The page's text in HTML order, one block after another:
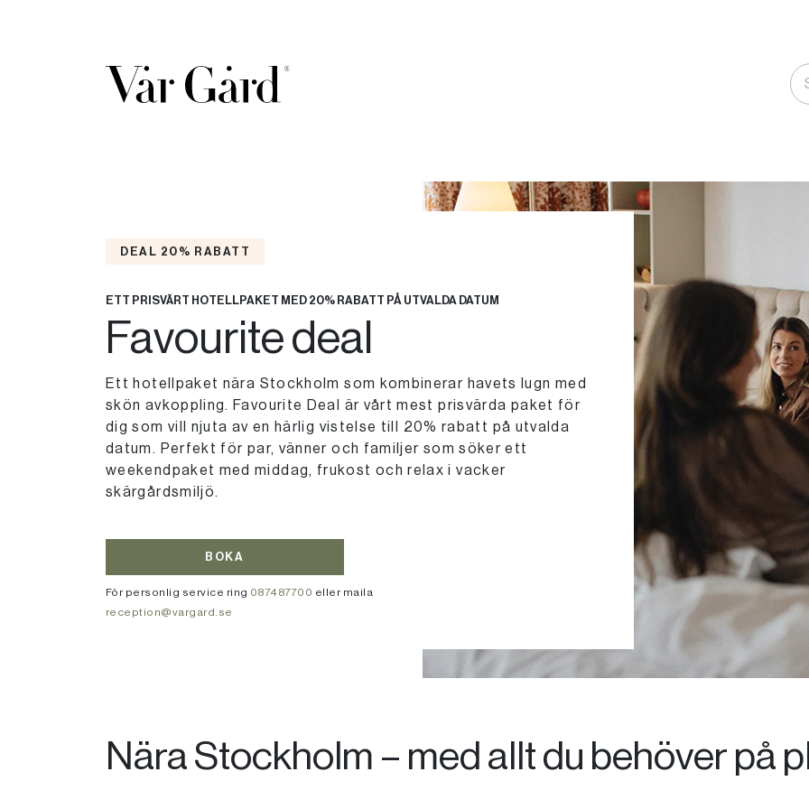
DEAL 20% RABATT
ETT PRISVÄRT HOTELLPAKET MED 20% RABATT PÅ UTVALDA DATUM
Favourite deal
Ett hotellpaket nära Stockholm som kombinerar havets lugn med
skön avkoppling. Favourite Deal är vårt mest prisvärda paket för
dig som vill njuta av en härlig vistelse till 20% rabatt på utvalda
datum. Perfekt för par, vänner och familjer som söker ett
weekendpaket med middag, frukost och relax i vacker
skärgårdsmiljö.
BOKA
För personlig service ring 087487700 eller maila
reception@vargard.se
Nära Stockholm – med allt du behöver på